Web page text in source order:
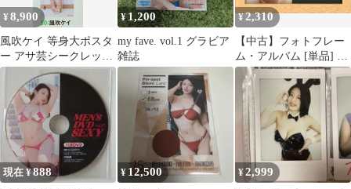
¥8,900
風吹ケイ 等身大ポスタ
ー アサ芸シークレット
未開封
¥ 1,200
my fave. vol.1 グラビア
雑誌
¥2,310
【中古】フォトフレー
ム・アルバム [単品] 風
吹ケイ(水着：ブラウ
ン) L版生写真+生キス
入りオリジナルフレー
ム 「風吹ケイVol.2
Premium Box」 同梱品
現在 ¥888 ¥ 12,500 ¥2,999